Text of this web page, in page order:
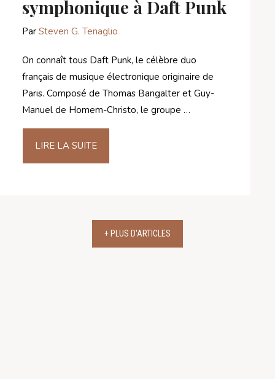
symphonique à Daft Punk
Par Steven G. Tenaglio
On connaît tous Daft Punk, le célèbre duo
français de musique électronique originaire de
Paris. Composé de Thomas Bangalter et Guy-
Manuel de Homem-Christo, le groupe …
LIRE LA SUITE
+ PLUS D'ARTICLES